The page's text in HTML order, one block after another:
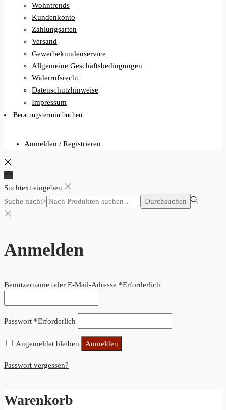
Wohntrends
Kundenkonto
Zahlungsarten
Versand
Gewerbekundenservice
Allgemeine Geschäftsbedingungen
Widerrufsrecht
Datenschutzhinweise
Impressum
Beratungstermin buchen
Anmelden / Registrieren
Suchtext eingeben
Suche nach:>
Durchsuchen
Anmelden
Benutzername oder E-Mail-Adresse *Erforderlich
Passwort *Erforderlich
Angemeldet bleiben Anmelden
Passwort vergessen?
Warenkorb